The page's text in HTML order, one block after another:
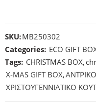
SKU:MB250302
Categories: ECO GIFT
Tags: CHRISTMAS BOX,
X-MAS GIFT BOX,
ΧΡΙΣΤΟΥΓΕΝΝΙΑΤΙΚΟ